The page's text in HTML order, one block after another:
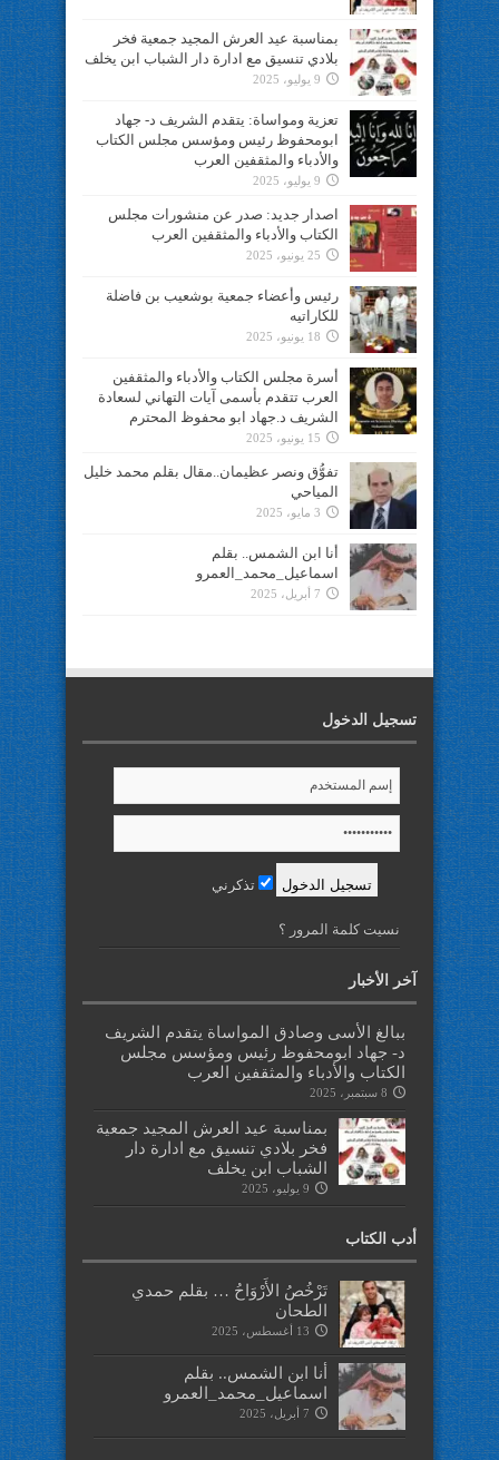
بمناسبة عيد العرش المجيد جمعية فخر
بلادي تنسيق مع ادارة دار الشباب ابن يخلف
9 يوليو، 2025
تعزية ومواساة: يتقدم الشريف د- جهاد
ابومحفوظ رئيس ومؤسس مجلس الكتاب
والأدباء والمثقفين العرب
9 يوليو، 2025
اصدار جديد: صدر عن منشورات مجلس
الكتاب والأدباء والمثقفين العرب
25 يونيو، 2025
رئيس وأعضاء جمعية بوشعيب بن فاضلة
للكاراتيه
18 يونيو، 2025
أسرة مجلس الكتاب والأدباء والمثقفين
العرب تتقدم بأسمى آيات التهاني لسعادة
الشريف د.جهاد ابو محفوظ المحترم
15 يونيو، 2025
تفوُّق ونصر عظيمان..مقال بقلم محمد خليل
المياحي
3 مايو، 2025
أنا ابن الشمس.. بقلم
اسماعيل_محمد_العمرو
7 أبريل، 2025
تسجيل الدخول
تذكرني
نسيت كلمة المرور ؟
آخر الأخبار
ببالغ الأسى وصادق المواساة يتقدم الشريف
د- جهاد ابومحفوظ رئيس ومؤسس مجلس
الكتاب والأدباء والمثقفين العرب
8 سبتمبر، 2025
بمناسبة عيد العرش المجيد جمعية
فخر بلادي تنسيق مع ادارة دار
الشباب ابن يخلف
9 يوليو، 2025
أدب الكتاب
تَرْخُصُ الأَرْوَاحُ … بقلم حمدي
الطحان
13 أغسطس، 2025
أنا ابن الشمس.. بقلم
اسماعيل_محمد_العمرو
7 أبريل، 2025